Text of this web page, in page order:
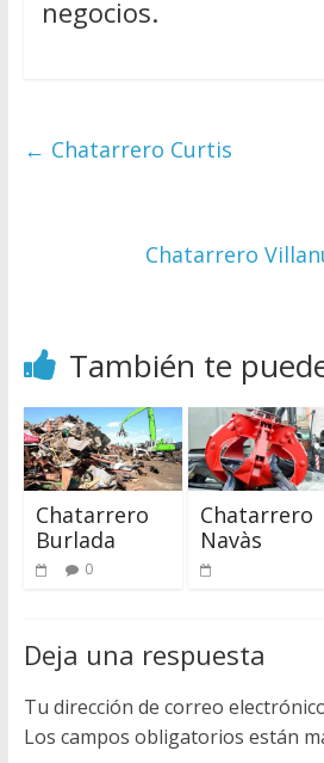
negocios.
← Chatarrero Curtis
Chatarrero
También te
Chatarrero
Burlada
0
Chatarrero
Navàs
Deja una respuesta
Tu dirección de correo
Los campos obligatorios están